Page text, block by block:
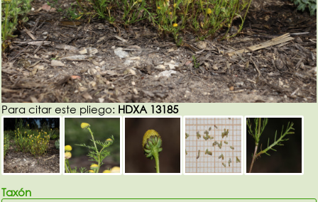
Para citar este pliego: HDXA 13185
Taxón